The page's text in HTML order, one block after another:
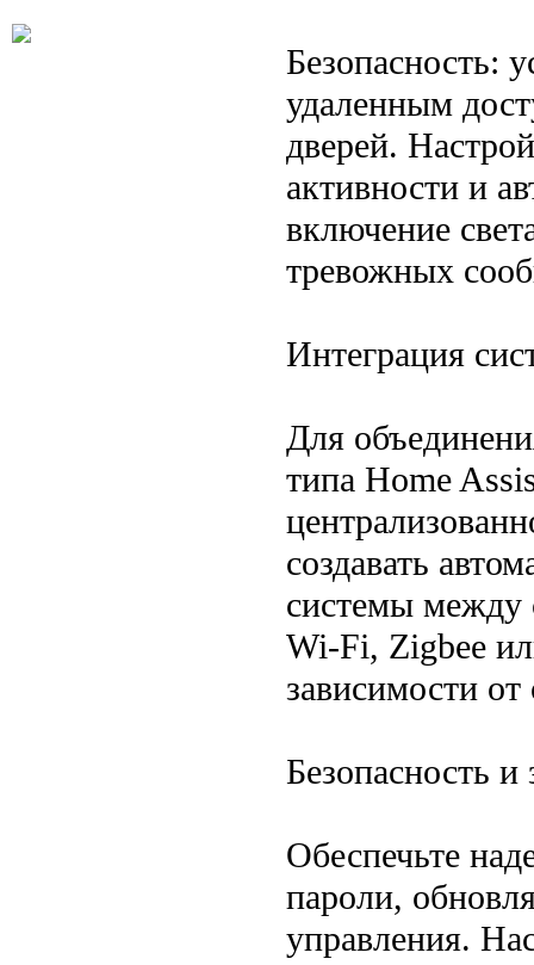
Безопасность:
удаленным
дверей.
активности и
включение
тревожных
Интеграция
Для
типа Home
создавать
системы между
Wi-Fi, Zigbee
зависимости
Безопасность
Обеспечьте
пароли,
управления.